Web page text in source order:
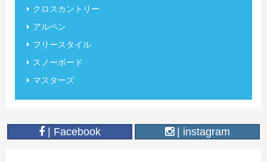
クロスカントリー
アルペン
フリースタイル
スノーボード
マスターズ
| Facebook | instagram